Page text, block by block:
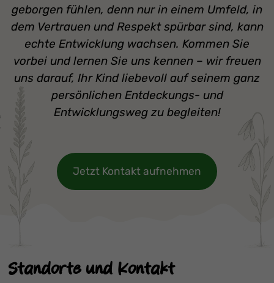
geborgen fühlen, denn nur in einem Umfeld, in
dem Vertrauen und Respekt spürbar sind, kann
echte Entwicklung wachsen. Kommen Sie
vorbei und lernen Sie uns kennen – wir freuen
uns darauf, Ihr Kind liebevoll auf seinem ganz
persönlichen Entdeckungs- und
Entwicklungsweg zu begleiten!
Jetzt Kontakt aufnehmen
Standorte und Kontakt